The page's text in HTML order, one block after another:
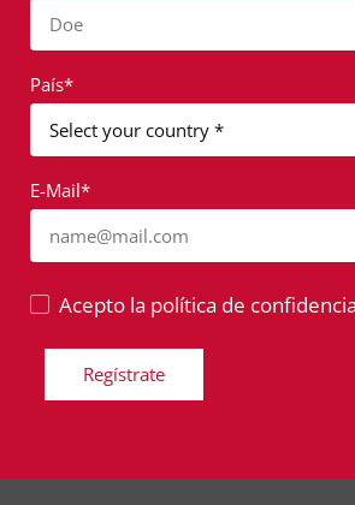
Doe
País*
E-Mail*
name@mail.com
Acepto la política de
Regístrate